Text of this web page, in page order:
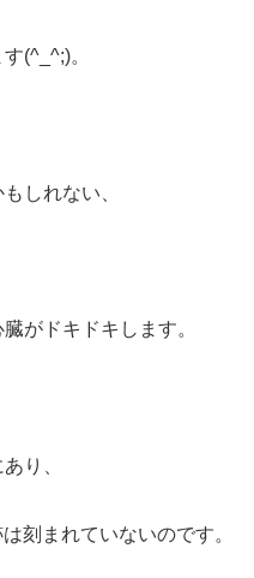
(^_^;)。
しれない、
がドキドキします。
り、
刻まれていないのです。